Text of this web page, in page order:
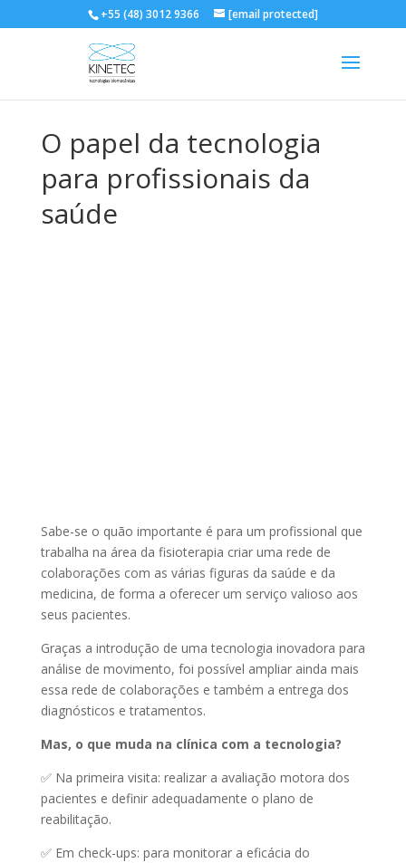
+55 (48) 3012 9366 [email protected]
O papel da tecnologia
para profissionais da
saúde
Sabe-se o quão importante é para um profissional que
trabalha na área da fisioterapia criar uma rede de
colaborações com as várias figuras da saúde e da
medicina, de forma a oferecer um serviço valioso aos
seus pacientes.
Graças a introdução de uma tecnologia inovadora para
análise de movimento, foi possível ampliar ainda mais
essa rede de colaborações e também a entrega dos
diagnósticos e tratamentos.
Mas, o que muda na clínica com a tecnologia?
✅ Na primeira visita: realizar a avaliação motora dos
pacientes e definir adequadamente o plano de
reabilitação.
✅ Em check-ups: para monitorar a eficácia do